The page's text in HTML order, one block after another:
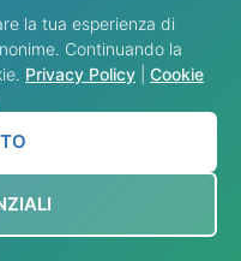
la tua esperienza di
Continuando la
Privacy Policy
Cookie